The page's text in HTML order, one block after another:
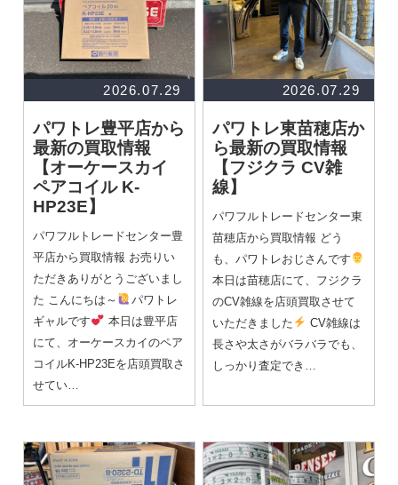
2026.07.29
パワトレ豊平店から
最新の買取情報
【オーケースカイ
ペアコイル K-
HP23E】
パワフルトレードセンター豊
平店から買取情報 お売りい
ただきありがとうございまし
た こんにちは～
パワトレ
ギャルです
本日は豊平店
にて、オーケースカイのペア
コイルK-HP23Eを店頭買取さ
せてい…
2026.07.29
パワトレ東苗穂店か
ら最新の買取情報
【フジクラ CV雑
線】
パワフルトレードセンター東
苗穂店から買取情報 どう
も、パワトレおじさんです
本日は苗穂店にて、フジクラ
のCV雑線を店頭買取させて
いただきました
CV雑線は
長さや太さがバラバラでも、
しっかり査定でき…